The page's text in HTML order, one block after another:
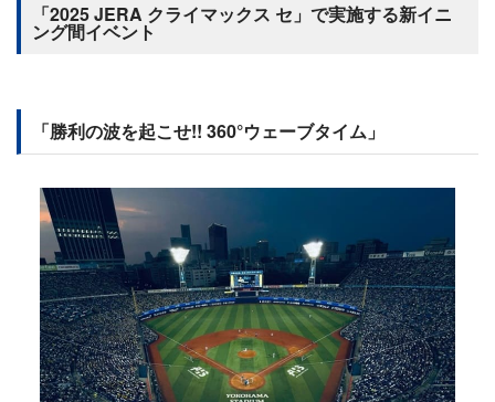
「2025 JERA クライマックス セ」で実施する新イニ
ング間イベント
「勝利の波を起こせ!! 360°ウェーブタイム」